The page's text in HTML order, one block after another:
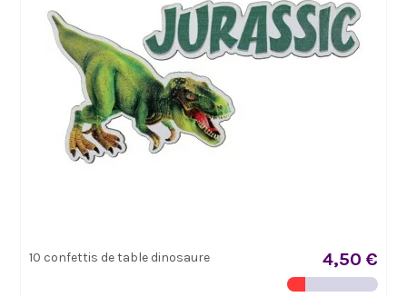
10 confettis de table dinosaure 4,50 €